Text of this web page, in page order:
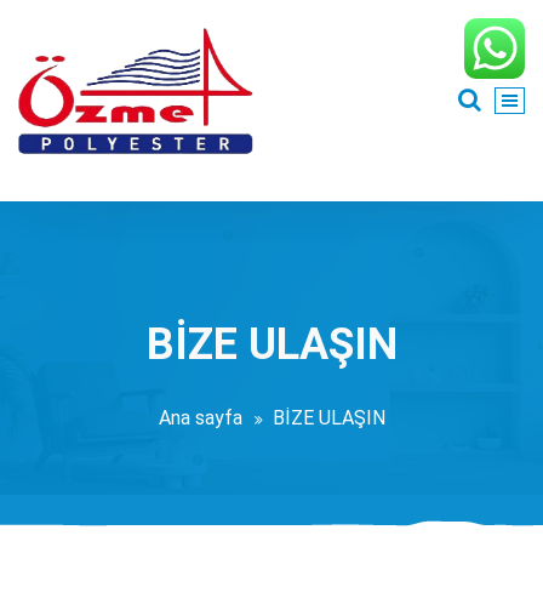
BİZE ULAŞIN
Ana sayfa BİZE ULAŞIN